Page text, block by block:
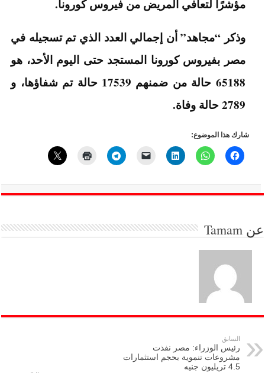
مؤشرًا لتعافي المريض من فيروس كورونا.
وذكر “مجاهد” أن إجمالي العدد الذي تم تسجيله في
مصر بفيروس كورونا المستجد حتى اليوم الأحد، هو
65188 حالة من ضمنهم 17539 حالة تم شفاؤها، و
2789 حالة وفاة.
شارك هذا الموضوع:
عنTamam
السابق
رئيس الوزراء: مصر نفذت
مشروعات تنموية بحجم استثمارات
4.5 تريليون جنيه